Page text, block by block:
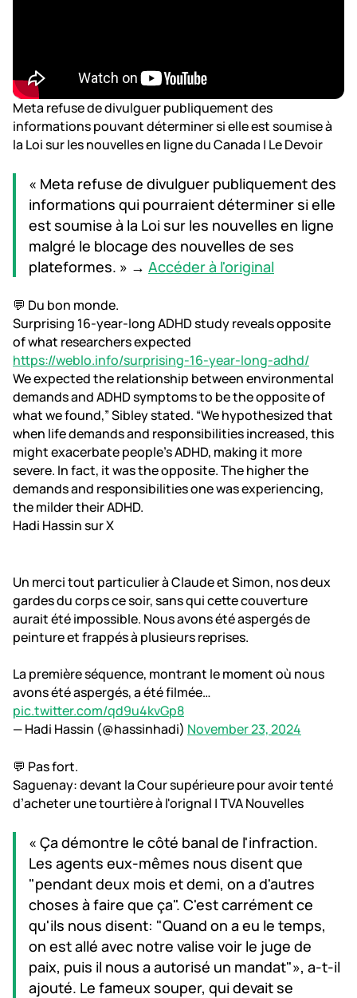
Meta refuse de divulguer publiquement des
informations pouvant déterminer si elle est soumise à
la Loi sur les nouvelles en ligne du Canada | Le Devoir
« Meta refuse de divulguer publiquement des
informations qui pourraient déterminer si elle
est soumise à la Loi sur les nouvelles en ligne
malgré le blocage des nouvelles de ses
plateformes. » → Accéder à l'original
💬 Du bon monde.
Surprising 16-year-long ADHD study reveals opposite
of what researchers expected
https://weblo.info/surprising-16-year-long-adhd/
We expected the relationship between environmental
demands and ADHD symptoms to be the opposite of
what we found,” Sibley stated. “We hypothesized that
when life demands and responsibilities increased, this
might exacerbate people’s ADHD, making it more
severe. In fact, it was the opposite. The higher the
demands and responsibilities one was experiencing,
the milder their ADHD.
Hadi Hassin sur X
Un merci tout particulier à Claude et Simon, nos deux
gardes du corps ce soir, sans qui cette couverture
aurait été impossible. Nous avons été aspergés de
peinture et frappés à plusieurs reprises.
La première séquence, montrant le moment où nous
avons été aspergés, a été filmée…
pic.twitter.com/qd9u4kvGp8
— Hadi Hassin (@hassinhadi) November 23, 2024
💬 Pas fort.
Saguenay: devant la Cour supérieure pour avoir tenté
d’acheter une tourtière à l'orignal | TVA Nouvelles
« Ça démontre le côté banal de l'infraction.
Les agents eux-mêmes nous disent que
"pendant deux mois et demi, on a d'autres
choses à faire que ça". C'est carrément ce
qu'ils nous disent: "Quand on a eu le temps,
on est allé avec notre valise voir le juge de
paix, puis il nous a autorisé un mandat"», a-t-il
ajouté. Le fameux souper, qui devait se